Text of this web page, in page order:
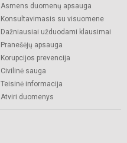
Asmens duomenų apsauga
Konsultavimasis su visuomene
Dažniausiai užduodami klausimai
Pranešėjų apsauga
Korupcijos prevencija
Civilinė sauga
Teisinė informacija
Atviri duomenys